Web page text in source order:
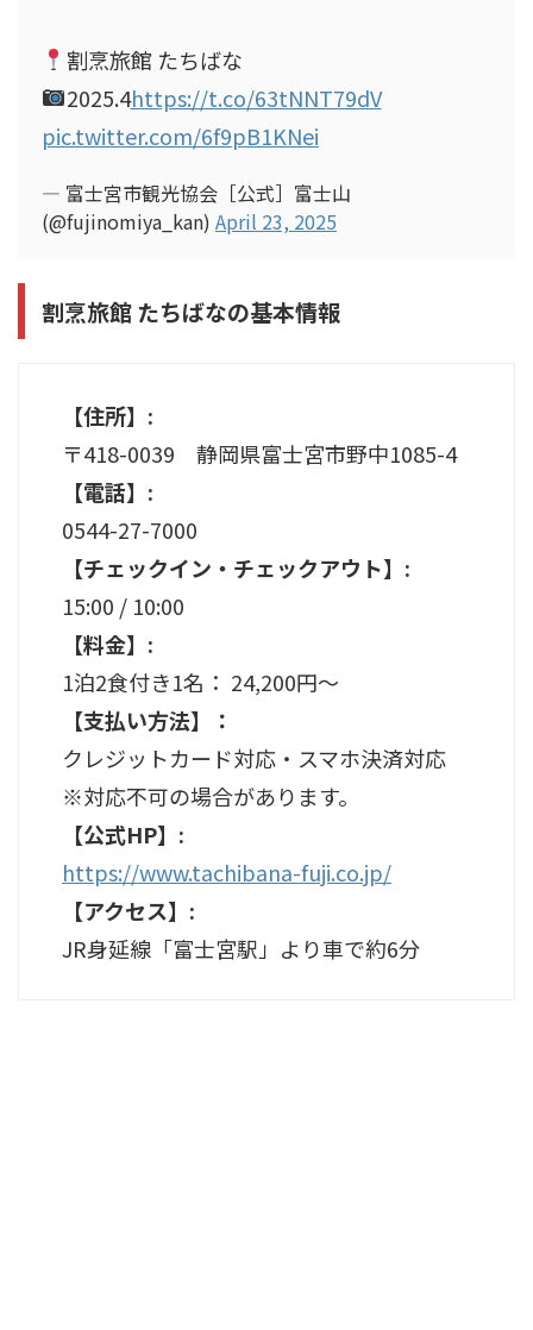
割烹旅館 たちばな
2025.4https://t.co/63tNNT79dV
pic.twitter.com/6f9pB1KNei
— 富士宮市観光協会［公式］富士山
(@fujinomiya_kan) April 23, 2025
割烹旅館 たちばなの基本情報
【住所】:
〒418-0039 静岡県富士宮市野中1085-4
【電話】:
0544-27-7000
【チェックイン・チェックアウト】:
15:00 / 10:00
【料金】:
1泊2食付き1名： 24,200円～
【支払い方法】：
クレジットカード対応・スマホ決済対応
※対応不可の場合があります。
【公式HP】:
https://www.tachibana-fuji.co.jp/
【アクセス】:
JR身延線「富士宮駅」より車で約6分